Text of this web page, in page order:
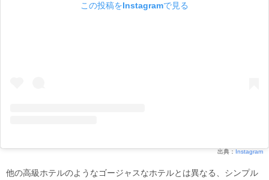
この投稿をInstagramで見る
出典： Instagram
他の高級ホテルのようなゴージャスなホテルとは異なる、シンプル